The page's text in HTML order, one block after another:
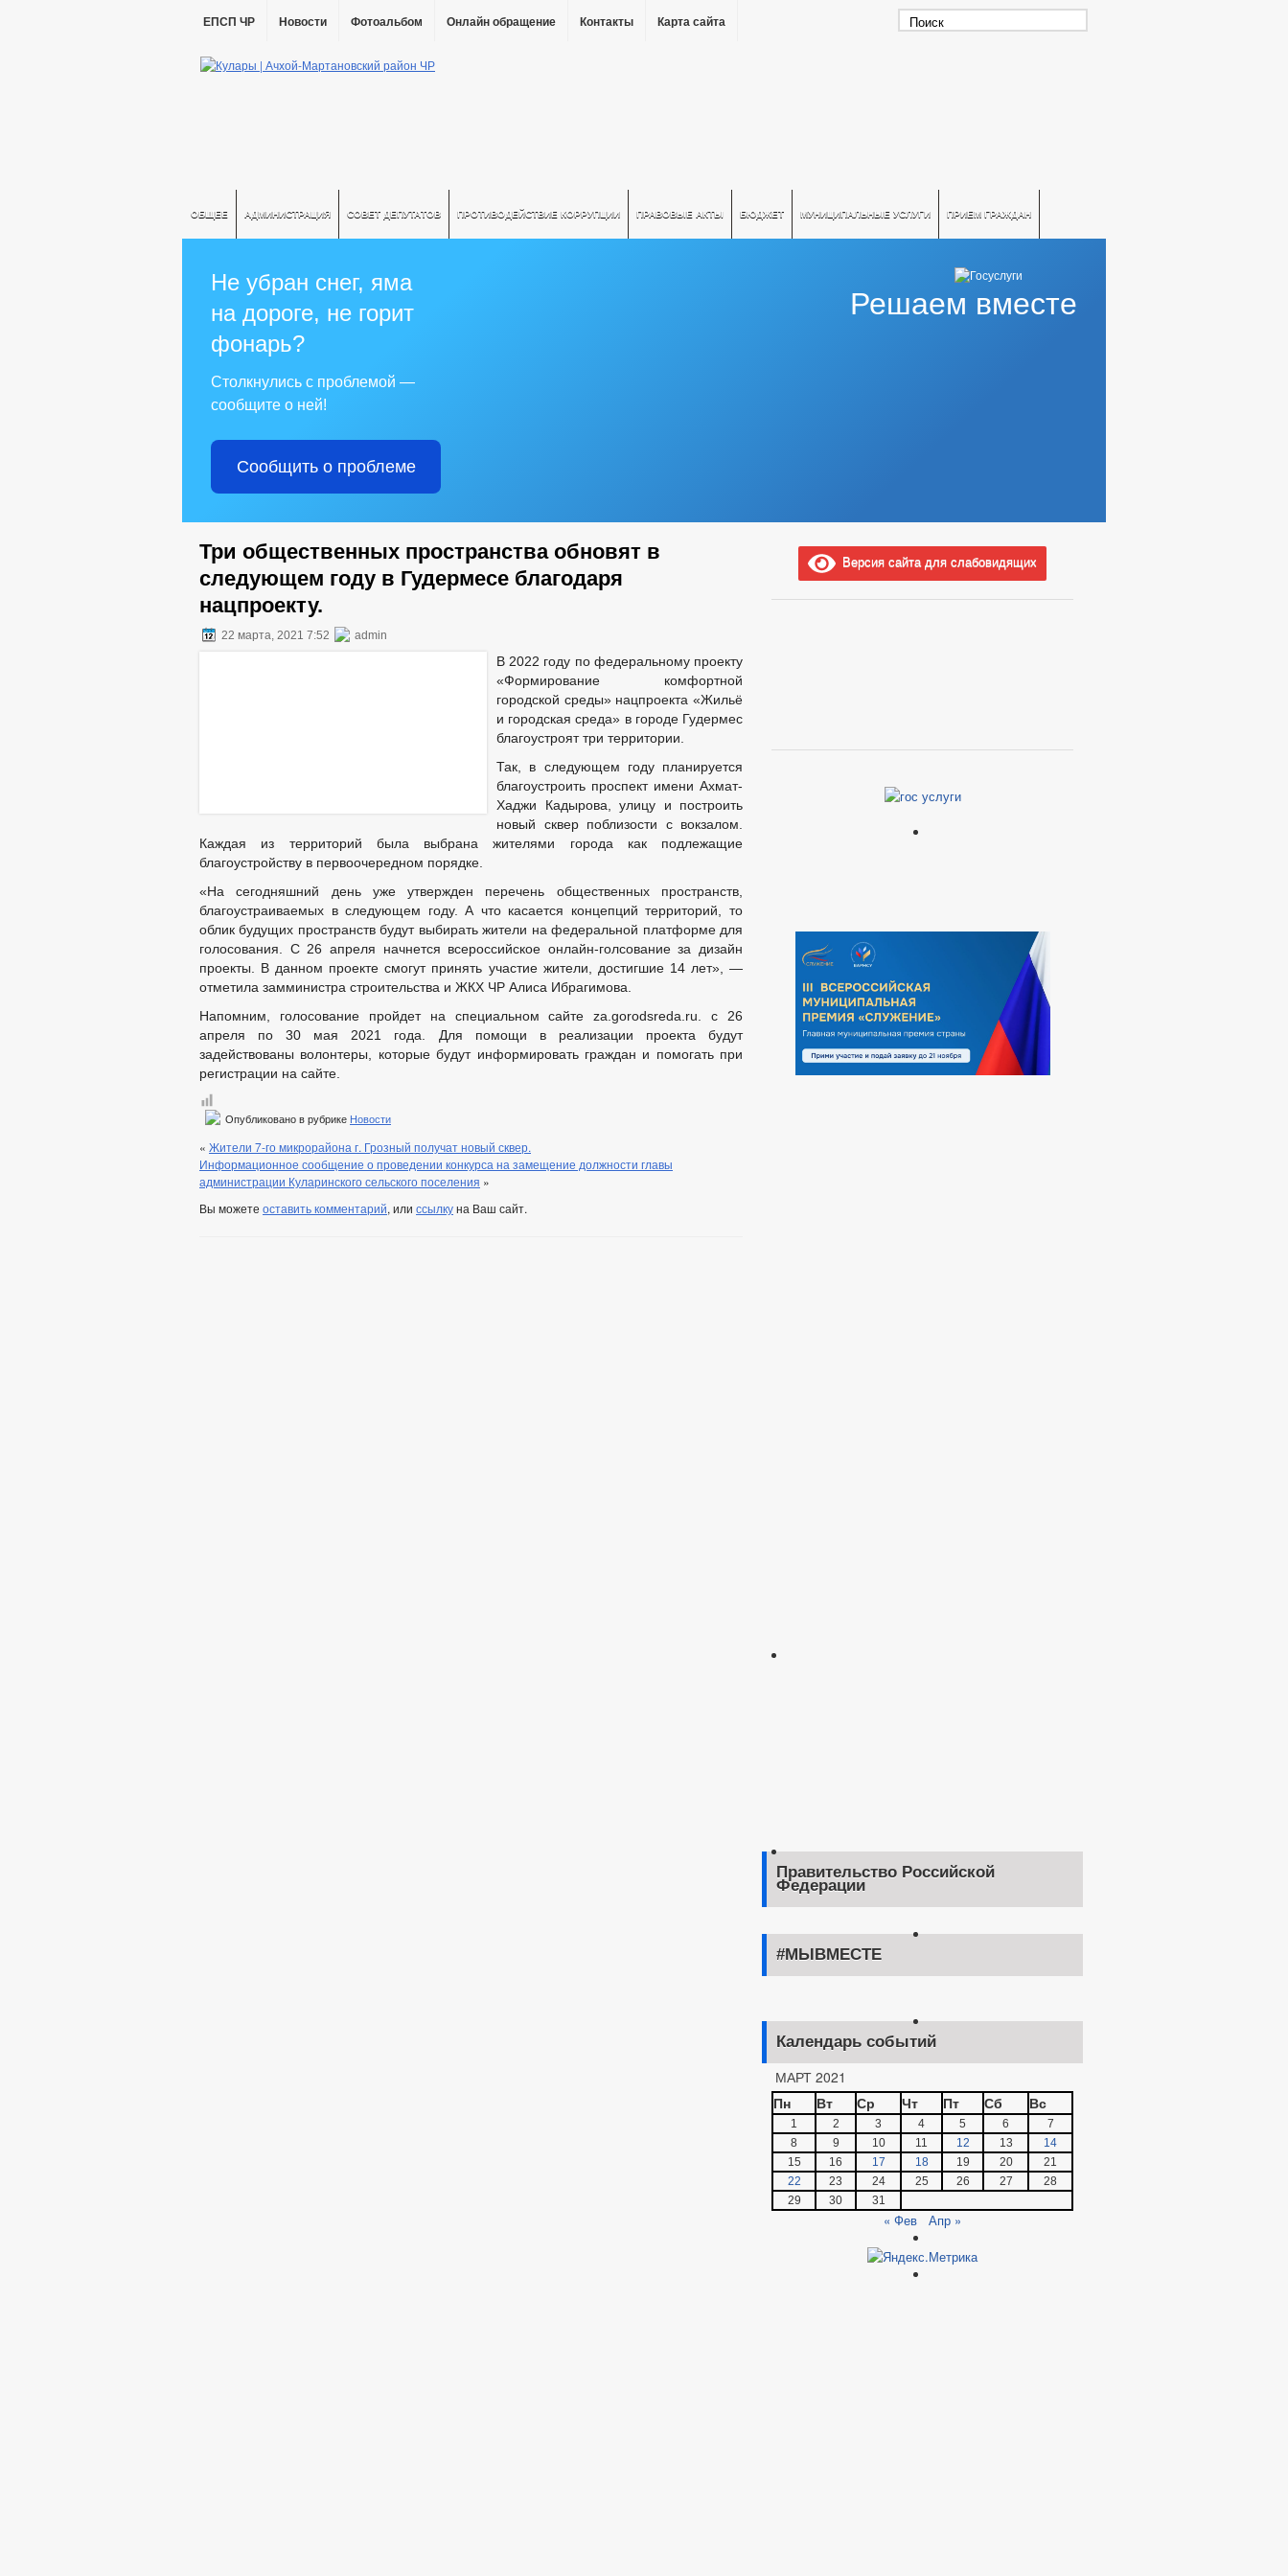
ЕПСП ЧР Новости Фотоальбом Онлайн обращение Контакты Карта сайта
ОБЩЕЕ АДМИНИСТРАЦИЯ СОВЕТ ДЕПУТАТОВ ПРОТИВОДЕЙСТВИЕ КОРРУПЦИИ ПРАВОВЫЕ АКТЫ БЮДЖЕТ МУНИЦИПАЛЬНЫЕ УСЛУГИ ПРИЕМ ГРАЖДАН
Решаем вместе
Не убран снег, яма
на дороге, не горит
фонарь?
Столкнулись с проблемой —
сообщите о ней!
Сообщить о проблеме
Три общественных пространства обновят в
следующем году в Гудермесе благодаря
нацпроекту.
22 марта, 2021 7:52 admin
В 2022 году по федеральному проекту
«Формирование комфортной
городской среды» нацпроекта «Жильё
и городская среда» в городе Гудермес
благоустроят три территории.
Так, в следующем году планируется
благоустроить проспект имени Ахмат-
Хаджи Кадырова, улицу и построить
новый сквер поблизости с вокзалом.
Каждая из территорий была выбрана жителями города как подлежащие
благоустройству в первоочередном порядке.
«На сегодняшний день уже утвержден перечень общественных пространств,
благоустраиваемых в следующем году. А что касается концепций территорий, то
облик будущих пространств будут выбирать жители на федеральной платформе для
голосования. С 26 апреля начнется всероссийское онлайн-голсование за дизайн
проекты. В данном проекте смогут принять участие жители, достигшие 14 лет», —
отметила замминистра строительства и ЖКХ ЧР Алиса Ибрагимова.
Hапомним, голосование пройдет на специальном сайте za.gorodsreda.ru. с 26
апреля по 30 мая 2021 года. Для помощи в реализации проекта будут
задействованы волонтеры, которые будут информировать граждан и помогать при
регистрации на сайте.
Опубликовано в рубрике Новости
« Жители 7-го микрорайона г. Грозный получат новый сквер.
Информационное сообщение о проведении конкурса на замещение должности главы
администрации Куларинского сельского поселения »
Вы можете оставить комментарий, или ссылкуна Ваш сайт.
Версия сайта для слабовидящих
Правительство Российской
Федерации
#МЫВМЕСТЕ
Календарь событий
МАРТ 2021
Пн
Вт Ср Чт Пт Сб Вс
1 2 3 4 5 6
7
8
9 10 11 12 13
14
15
16 17 18 19 20
21
22
23 24 25 26 27
28
29
30 31
« Фев Апр »